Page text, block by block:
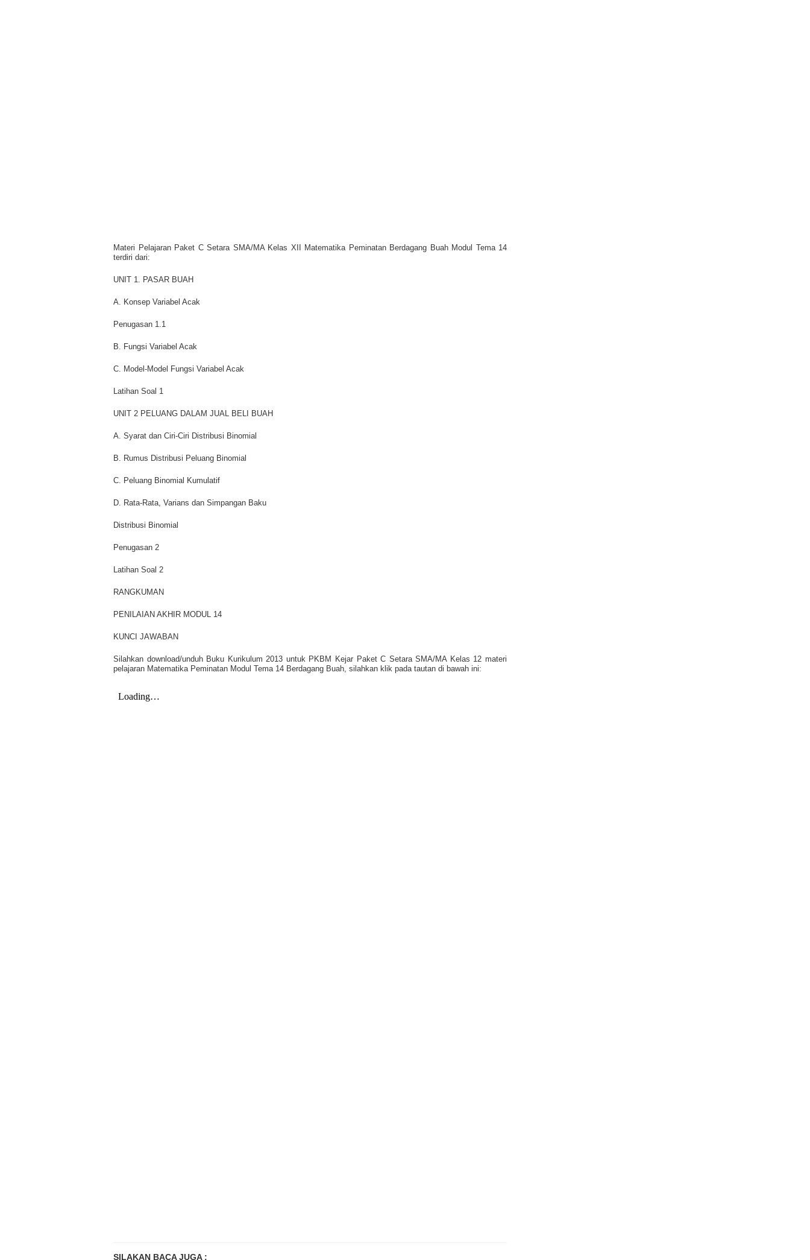
Materi Pelajaran Paket C Setara SMA/MA Kelas XII Matematika Peminatan Berdagang Buah Modul Tema 14
terdiri dari:
UNIT 1. PASAR BUAH
A. Konsep Variabel Acak
Penugasan 1.1
B. Fungsi Variabel Acak
C. Model-Model Fungsi Variabel Acak
Latihan Soal 1
UNIT 2 PELUANG DALAM JUAL BELI BUAH
A. Syarat dan Ciri-Ciri Distribusi Binomial
B. Rumus Distribusi Peluang Binomial
C. Peluang Binomial Kumulatif
D. Rata-Rata, Varians dan Simpangan Baku
Distribusi Binomial
Penugasan 2
Latihan Soal 2
RANGKUMAN
PENILAIAN AKHIR MODUL 14
KUNCI JAWABAN
Silahkan download/unduh Buku Kurikulum 2013 untuk PKBM Kejar Paket C Setara SMA/MA Kelas 12 materi
pelajaran Matematika Peminatan Modul Tema 14 Berdagang Buah, silahkan klik pada tautan di bawah ini:
SILAKAN BACA JUGA :